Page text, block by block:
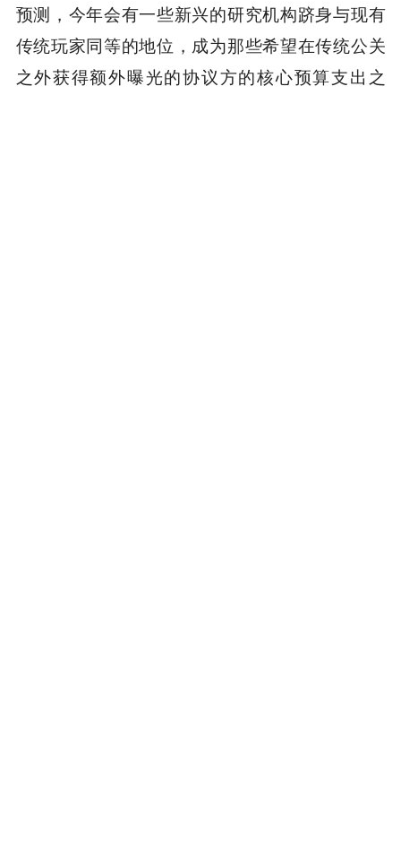
预测，今年会有一些新兴的研究机构跻身与现有
传统玩家同等的地位，成为那些希望在传统公关
之外获得额外曝光的协议方的核心预算支出之